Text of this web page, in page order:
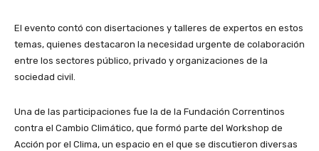
El evento contó con disertaciones y talleres de expertos en estos
temas, quienes destacaron la necesidad urgente de colaboración
entre los sectores público, privado y organizaciones de la
sociedad civil.
Una de las participaciones fue la de la Fundación Correntinos
contra el Cambio Climático, que formó parte del Workshop de
Acción por el Clima, un espacio en el que se discutieron diversas